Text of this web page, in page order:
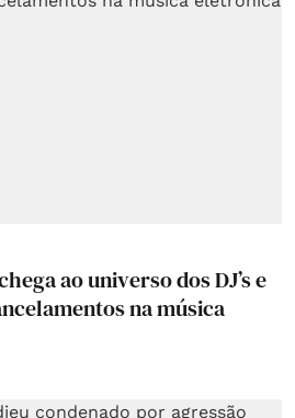
ao universo dos DJ’s e
na música